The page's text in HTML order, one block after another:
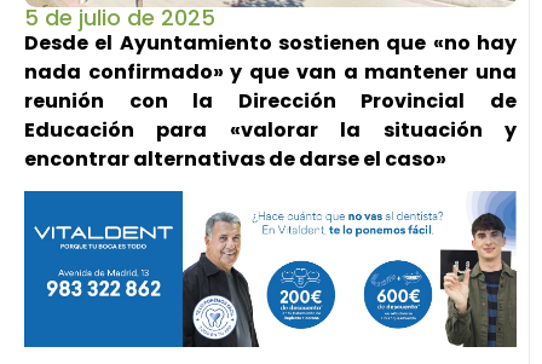
5 de julio de 2025
Desde el Ayuntamiento sostienen que «no hay
nada confirmado» y que van a mantener una
reunión con la Dirección Provincial de
Educación para «valorar la situación y
encontrar alternativas de darse el caso»